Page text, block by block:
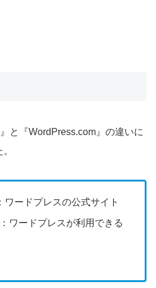
と『WordPress.com』の違いに
ワードプレスの公式サイト
ワードプレスが利用できる